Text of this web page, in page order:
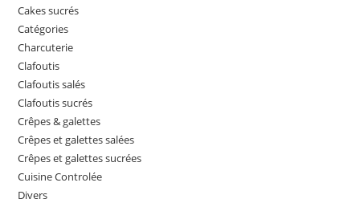
Cakes sucrés
Catégories
Charcuterie
Clafoutis
Clafoutis salés
Clafoutis sucrés
Crêpes & galettes
Crêpes et galettes salées
Crêpes et galettes sucrées
Cuisine Controlée
Divers